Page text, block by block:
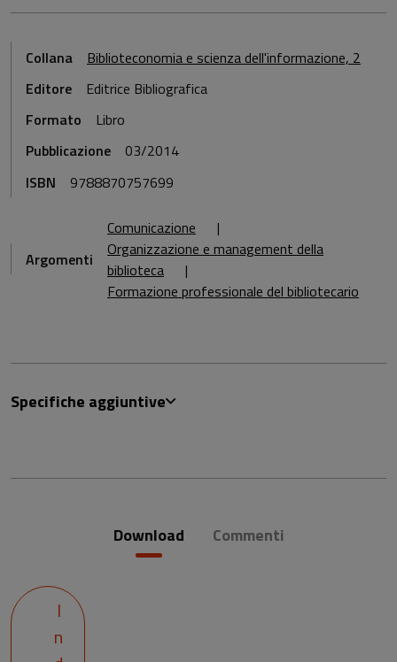
Collana
Biblioteconomia e scienza dell'informazione, 2
Editore
Editrice Bibliografica
Formato
Libro
Pubblicazione
03/2014
ISBN
9788870757699
Argomenti
Comunicazione
Organizzazione e management della
biblioteca
Formazione professionale del bibliotecario
Specifiche aggiuntive
Download Commenti
I
n